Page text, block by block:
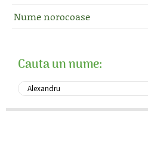
Nume norocoase
Cauta un nume: